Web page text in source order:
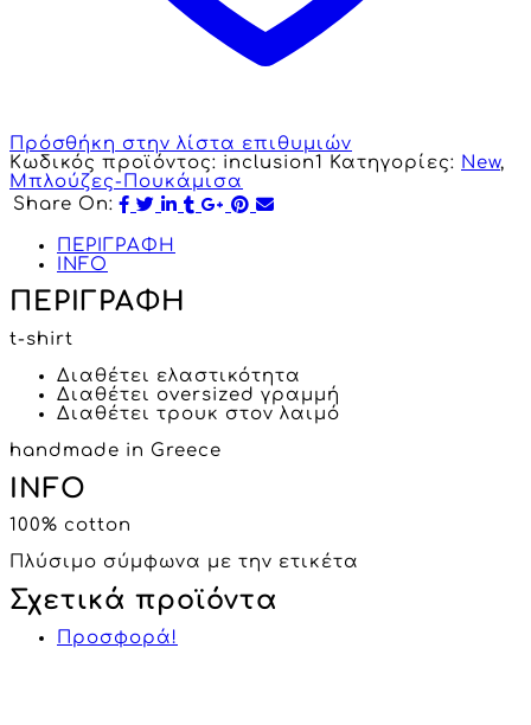
Πρόσθήκη στην λίστα επιθυμιών
Κωδικός προϊόντος: inclusion1 Κατηγορίες: New,
Μπλούζες-Πουκάμισα
Share On:
ΠΕΡΙΓΡΑΦΗ
INFO
ΠΕΡΙΓΡΑΦΗ
t-shirt
Διαθέτει ελαστικότητα
Διαθέτει oversized γραμμή
Διαθέτει τρουκ στον λαιμό
handmade in Greece
INFO
100% cotton
Πλύσιμο σύμφωνα με την ετικέτα
Σχετικά προϊόντα
Προσφορά!